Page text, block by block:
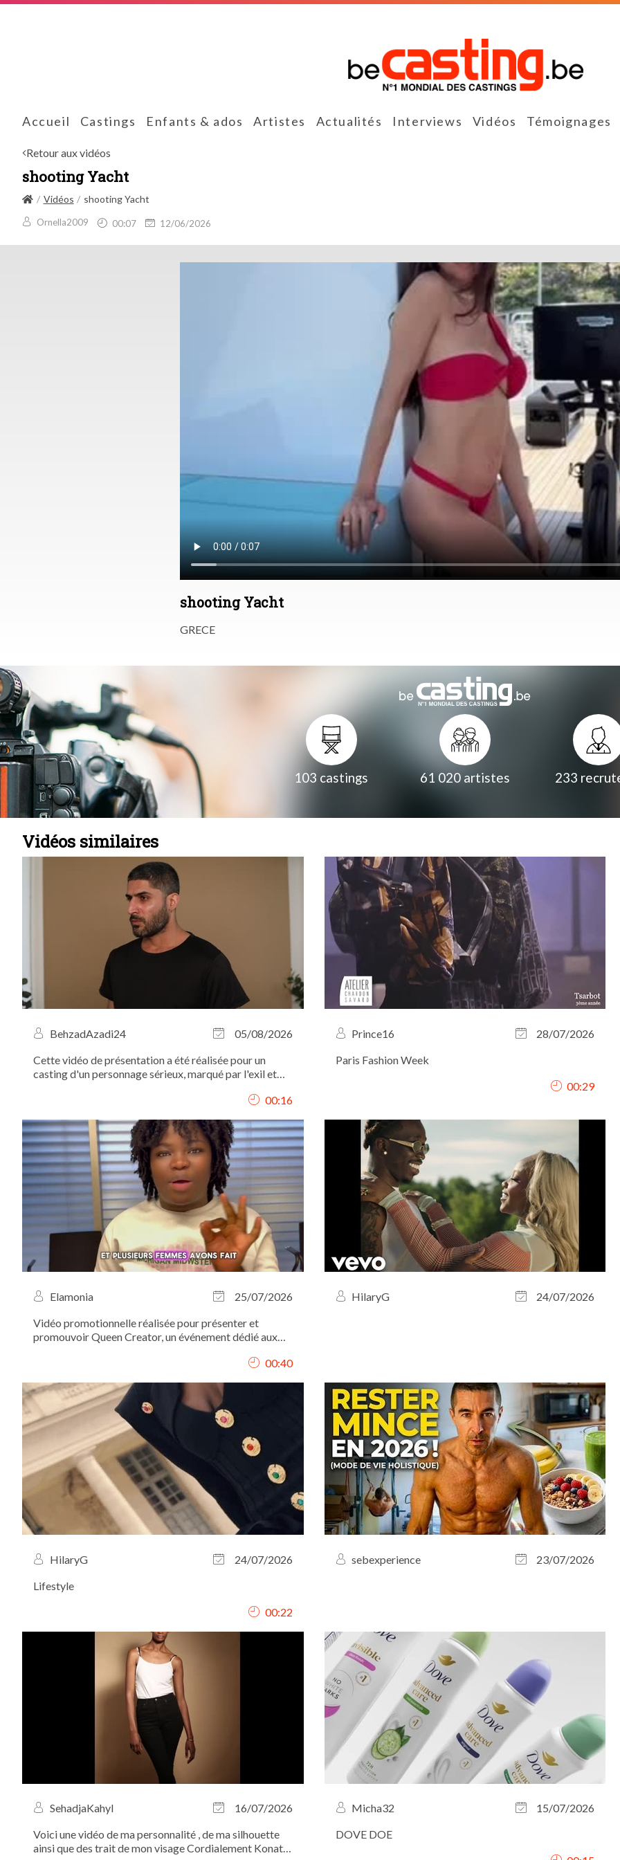
Accueil Castings Enfants & ados Artistes Actualités Interviews Vidéos Témoignages
Retour aux vidéos
shooting Yacht
Vidéos shooting Yacht
Ornella2009 00:07 12/06/2026
shooting Yacht
GRECE
103 castings 61 020 artistes 233
Vidéos similaires
BehzadAzadi24
05/08/2026
Cette vidéo de présentation a été réalisée pour un
casting d'un personnage sérieux, marqué par l'exil et
00:16
Prince16
28/07/2026
Paris Fashion Week
00:29
Elamonia
25/07/2026
Vidéo promotionnelle réalisée pour présenter et
promouvoir Queen Creator, un événement dédié aux
concept de la vidéo, assuré le tournage et réalisé le00:40
HilaryG 24/07/2026
HilaryG
24/07/2026
Lifestyle
00:22
sebexperience 23/07/2026
SehadjaKahyl
16/07/2026
Voici une vidéo de ma personnalité , de ma silhouette
ainsi que des trait de mon visage Cordialement Konate
Micha32
15/07/2026
DOVE DOE